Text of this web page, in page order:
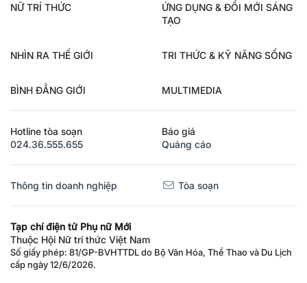
NỮ TRÍ THỨC
ỨNG DỤNG & ĐỔI MỚI SÁNG
TẠO
NHÌN RA THẾ GIỚI TRI THỨC & KỸ NĂNG SỐNG
BÌNH ĐẲNG GIỚI MULTIMEDIA
Hotline tòa soạn
024.36.555.655
Báo giá
Quảng cáo
Thông tin doanh nghiệp Tòa soạn
Tạp chí điện tử Phụ nữ Mới
Thuộc Hội Nữ trí thức Việt Nam
Số giấy phép: 81/GP-BVHTTDL do Bộ Văn Hóa, Thể Thao và Du Lịch
cấp ngày 12/6/2026.